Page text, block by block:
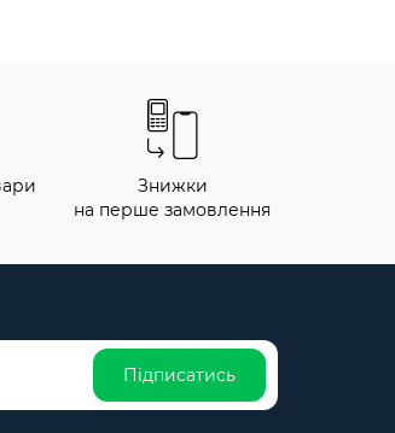
Знижки
на перше замовлення
Підписатись